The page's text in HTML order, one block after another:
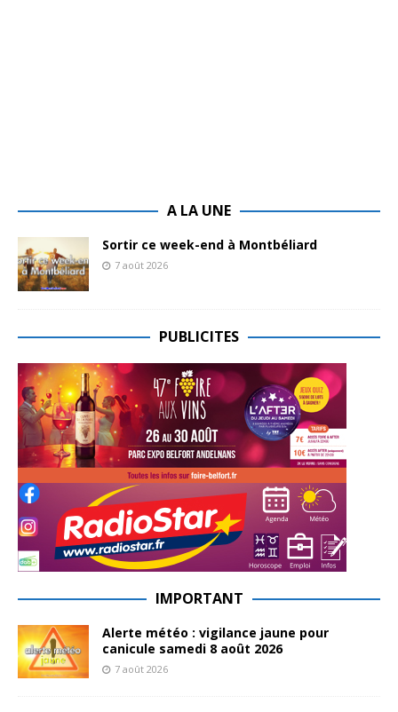
A LA UNE
Sortir ce week-end à Montbéliard
7 août 2026
PUBLICITES
IMPORTANT
Alerte météo : vigilance jaune pour
canicule samedi 8 août 2026
7 août 2026